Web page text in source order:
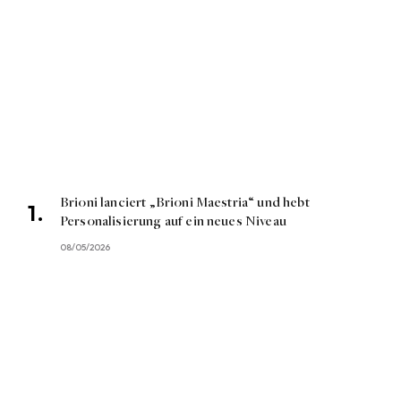
Brioni lanciert „Brioni Maestria“ und hebt
Personalisierung auf ein neues Niveau
08/05/2026